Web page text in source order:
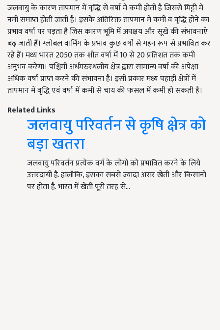
जलवायु के कारण तापमान में वृद्धि से वर्षा में कमी होती है जिससे मिट्टी में
नमी समाप्त होती जाती है। इसके अतिरिक्त तापमान में कमी व वृद्धि होने का
प्रभाव वर्षा पर पड़ता है जिस कारण भूमि में अपक्षय और सूखे की संभावनाएँ
बढ़ जाती हैं। ग्लोबल वार्मिंग के प्रभाव कुछ वर्षों से गहन रूप से प्रभावित कर
रहे हैं। मध्य भारत 2050 तक शीत वर्षा में 10 से 20 प्रतिशत तक कमी
अनुभव करेगा। पश्चिमी अर्धमरुस्थलीय क्षेत्र द्वारा सामान्य वर्षा की अपेक्षा
अधिक वर्षा प्राप्त करने की संभावना है। इसी प्रकार मध्य पहाड़ी क्षेत्रों में
तापमान में वृद्धि एवं वर्षा में कमी से चाय की फसल में कमी हो सकती है।
Related Links
जलवायु परिवर्तन से कृषि क्षेत्र को
बड़ा खतरा
जलवायु परिवर्तन प्रत्येक वर्ग के लोगों को प्रभावित करने के लिये
उत्तरदायी है. हालाँकि, इसका सबसे ज्यादा असर खेती और किसानों
पर होता है. भारत में खेती पूरी तरह से…